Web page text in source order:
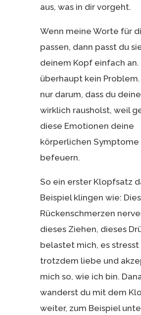
aus, was in dir vorgeht.
Wenn meine Worte für
passen, dann passt du
deinem Kopf einfach an.
überhaupt kein
nur darum, dass du
wirklich rausholst, weil
diese Emotionen deine
körperlichen Symptome
befeuern.
So ein erster Klopfsatz
Beispiel klingen wie:
Rückenschmerzen
dieses Ziehen, dieses
belastet mich, es stresst
trotzdem liebe und
mich so, wie ich bin.
wanderst du mit dem
weiter, zum Beispiel